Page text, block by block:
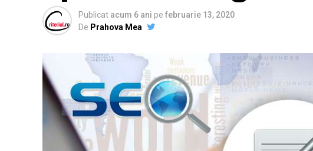
Publicat acum 6 ani pe februarie 13, 2020
De Prahova Mea